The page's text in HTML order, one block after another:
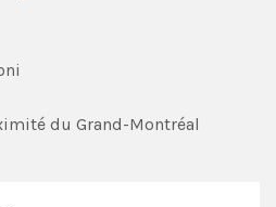
du Grand-Montréal